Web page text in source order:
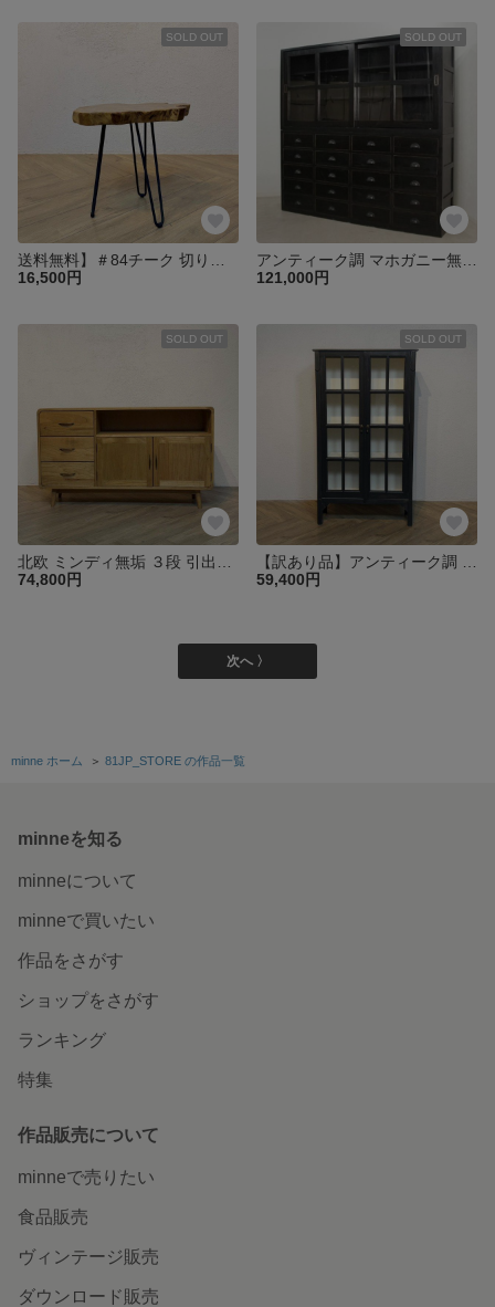
SOLD OUT
16,500円
SOLD OUT
121,000円
SOLD OUT
74,800円
SOLD OUT
59,400円
次へ 〉
minne ホーム ＞ 81JP_STORE の作品一覧
minneを知る
minneについて
minneで買いたい
作品をさがす
ショップをさがす
ランキング
特集
作品販売について
minneで売りたい
食品販売
ヴィンテージ販売
ダウンロード販売